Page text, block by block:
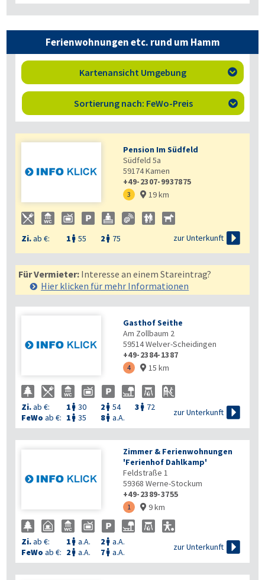
Ferienwohnungen etc. rund um Hamm
Kartenansicht Umgebung 
Sortierung nach: FeWo-Preis 
Pension Im Südfeld
Südfeld 5a
59174Kamen
+49-2307-9937875
3  19 km
Zi.ab €: 1  55 2  75 zur Unterkunft 
Für Vermieter: Interesse an einem Stareintrag?
Hier klicken für mehr Informationen
Gasthof Seithe
Am Zollbaum 2
59514Welver-Scheidingen
+49-2384-1387
4  15 km
Zi.ab €: 1  30 2  54 3  72
FeWo ab €: 1  35 8 a.A.
zur Unterkunft 
Zimmer & Ferienwohnungen
'Ferienhof Dahlkamp'
Feldstraße 1
59368 Werne-Stockum
+49-2389-3755
1  9 km
Zi.ab €: 1  a.A. 2  a.A.
FeWo ab €: 2  a.A. 7  a.A.
zur Unterkunft 